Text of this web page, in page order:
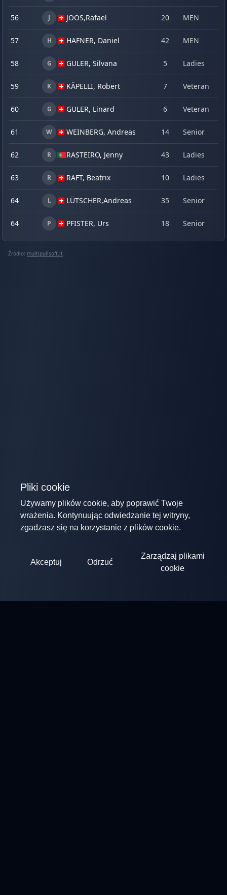
56 J JOOS,Rafael 20 MEN
57 H HAFNER, Daniel 42 MEN
58 G GULER, Silvana 5 Ladies
59 K KÄPELLI, Robert 7 Veteran
60 G GULER, Linard 6 Veteran
61 W WEINBERG, Andreas 14 Senior
62 R RASTEIRO, Jenny 43 Ladies
63 R RAFT, Beatrix 10 Ladies
64 L LÜTSCHER,Andreas 35 Senior
64 P PFISTER, Urs 18 Senior
Źródło: multipullsoft.it
Pliki cookie
Używamy plików cookie, aby poprawić Twoje
wrażenia. Kontynuując odwiedzanie tej witryny,
zgadzasz się na korzystanie z plików cookie.
Akceptuj Odrzuć
Zarządzaj plikami
cookie